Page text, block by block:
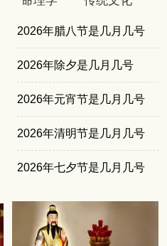
2026年腊八节是几月几号
2026年除夕是几月几号
2026年元宵节是几月几号
2026年清明节是几月几号
2026年七夕节是几月几号